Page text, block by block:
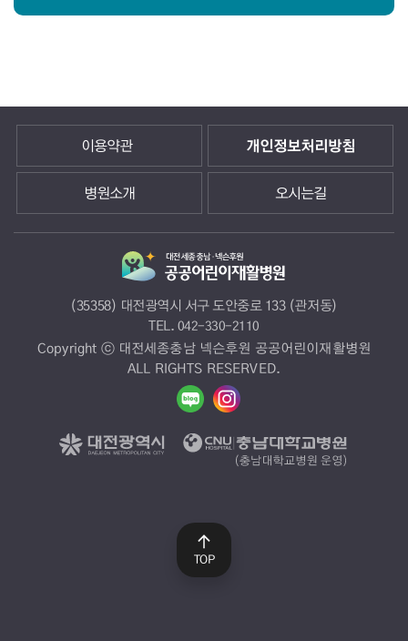
이용약관 개인정보처리방침
병원소개 오시는길
(35358) 대전광역시 서구 도안중로 133 (관저동)
TEL. 042-330-2110
Copyright ⓒ 대전세종충남 넥슨후원 공공어린이재활병원
ALL RIGHTS RESERVED.
TOP